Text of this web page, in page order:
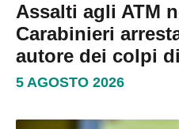
Assalti agli ATM
Carabinieri
autore dei colpi
5 AGOSTO 2026